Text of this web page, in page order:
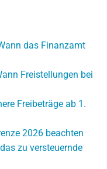
das Finanzamt
Freistellungen bei
Freibeträge ab 1.
2026 beachten
zu versteuernde